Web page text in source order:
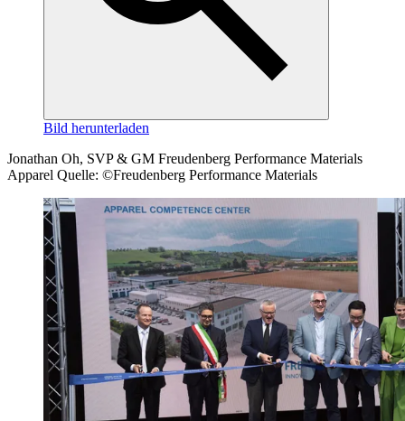
Bild herunterladen
Jonathan Oh, SVP & GM Freudenberg Performance Materials
Apparel Quelle: ©Freudenberg Performance Materials